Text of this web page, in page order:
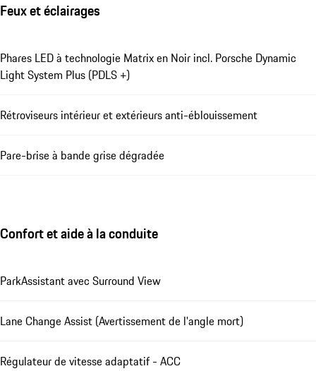
Feux et éclairages
Phares LED à technologie Matrix en Noir incl. Porsche Dynamic
Light System Plus (PDLS +)
Rétroviseurs intérieur et extérieurs anti-éblouissement
Pare-brise à bande grise dégradée
Confort et aide à la conduite
ParkAssistant avec Surround View
Lane Change Assist (Avertissement de l'angle mort)
Régulateur de vitesse adaptatif - ACC